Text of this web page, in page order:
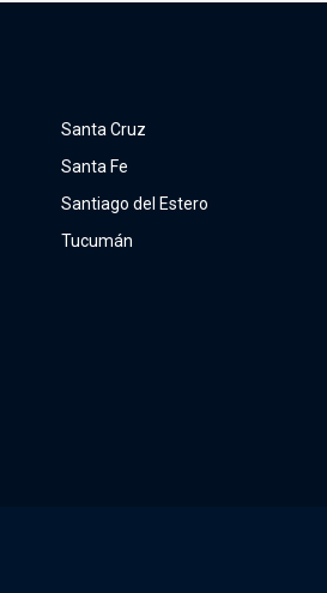
Santa Cruz
Santa Fe
Santiago del Estero
Tucumán